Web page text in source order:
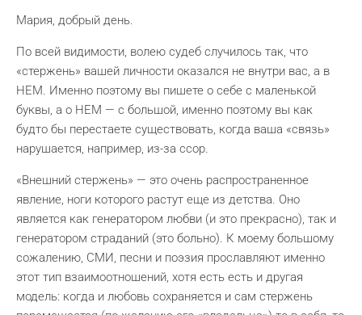
Мария, добрый день.
По всей видимости, волею судеб случилось так, что
«стержень» вашей личности оказался не внутри вас, а в
НЕМ. Именно поэтому вы пишете о себе с маленькой
буквы, а о НЕМ — с большой, именно поэтому вы как
будто бы перестаете существовать, когда ваша «связь»
нарушается, например, из-за ссор.
«Внешний стержень» — это очень распространенное
явление, ноги которого растут еще из детства. Оно
является как генератором любви (и это прекрасно), так и
генератором страданий (это больно). К моему большому
сожалению, СМИ, песни и поэзия прославляют именно
этот тип взаимоотношений, хотя есть есть и другая
модель: когда и любовь сохраняется и сам стержень